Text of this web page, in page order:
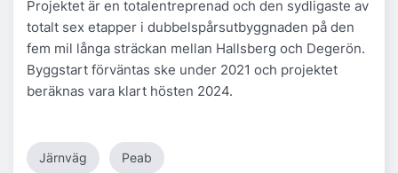
Projektet är en totalentreprenad och den sydligaste av
totalt sex etapper i dubbelspårsutbyggnaden på den
fem mil långa sträckan mellan Hallsberg och Degerön.
Byggstart förväntas ske under 2021 och projektet
beräknas vara klart hösten 2024.
Järnväg Peab